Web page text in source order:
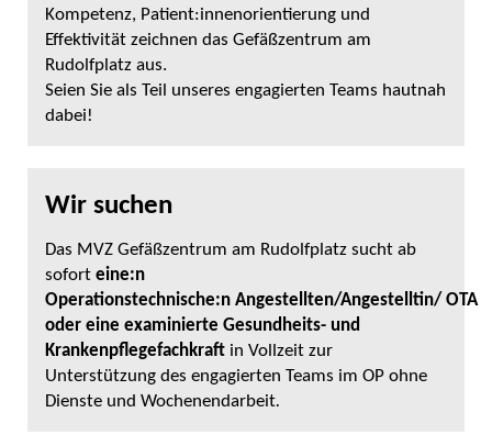
Kompetenz, Patient:innenorientierung und
Effektivität zeichnen das Gefäßzentrum am
Rudolfplatz aus.
Seien Sie als Teil unseres engagierten Teams hautnah
dabei!
Wir suchen
Das MVZ Gefäßzentrum am Rudolfplatz sucht ab
sofort eine:n
Operationstechnische:n Angestellten/Angestelltin/ OTA
oder eine examinierte Gesundheits- und
Krankenpflegefachkraft in Vollzeit zur
Unterstützung des engagierten Teams im OP ohne
Dienste und Wochenendarbeit.